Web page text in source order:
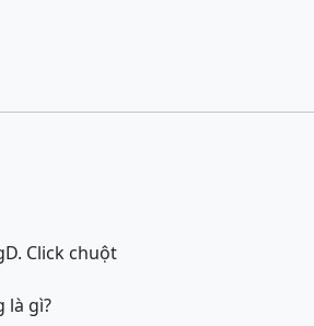
D. Click chuột
là gì?